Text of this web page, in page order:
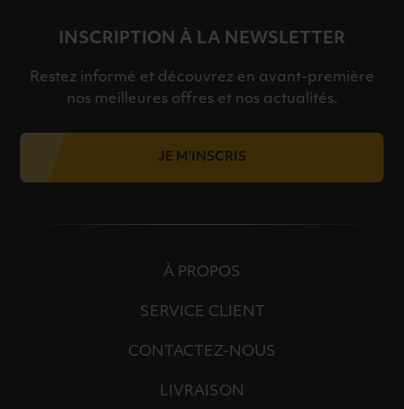
INSCRIPTION À LA NEWSLETTER
Restez informé et découvrez en avant-première
nos meilleures offres et nos actualités.
JE M'INSCRIS
À PROPOS
SERVICE CLIENT
CONTACTEZ-NOUS
LIVRAISON